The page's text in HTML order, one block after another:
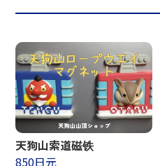
天狗山索道磁铁
850日元